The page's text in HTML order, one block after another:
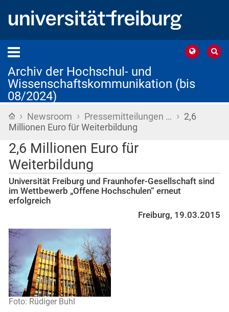
Archiv der Hochschul- und
Wissenschaftskommunikation (bis
08/2024)
Startseite
› Newsroom › Pressemitteilungen … › 2,6
Millionen Euro für Weiterbildung
2,6 Millionen Euro für
Weiterbildung
Universität Freiburg und Fraunhofer-Gesellschaft sind
im Wettbewerb „Offene Hochschulen“ erneut
erfolgreich
Freiburg, 19.03.2015
Foto: Rüdiger Buhl